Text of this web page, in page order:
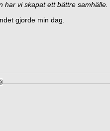
vi skapat ett bättre samhälle.
gjorde min dag.